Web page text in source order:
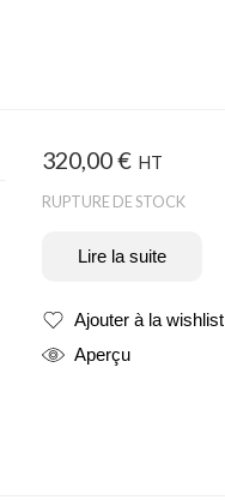
320,00€ HT
RUPTURE DE STOCK
Lire la suite
Ajouter à la wishlist
Produit ajouté
Aperçu